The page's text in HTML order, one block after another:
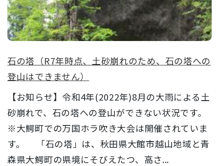
石の塔（R7年時点、土砂崩れのため、石の塔への
登山はできません）
【お知らせ】令和4年(2022年)8月の大雨による土
砂崩れで、石の塔への登山ができない状況です。
※大鰐町での万国ホラ吹き大会は開催されていま
す。 「石の塔」は、秋田県大館市越山地域と青
森県大鰐町の県境にそびえたつ、高さ...